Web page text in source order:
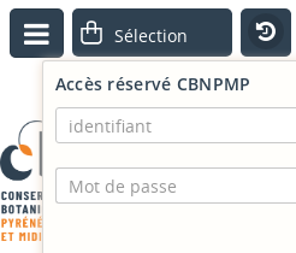
Accès réservé CBNPMP